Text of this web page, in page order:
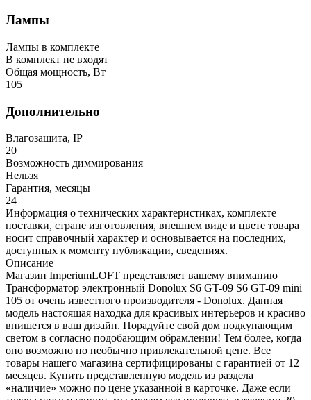
Лампы
Лампы в комплекте
В комплект не входят
Общая мощность, Вт
105
Дополнительно
Влагозащита, IP
20
Возможность диммирования
Нельзя
Гарантия, месяцы
24
Информация о технических характеристиках, комплекте
поставки, стране изготовления, внешнем виде и цвете товара
носит справочный характер и основывается на последних,
доступных к моменту публикации, сведениях.
Описание
Магазин ImperiumLOFT представляет вашему вниманию
Трансформатор электронный Donolux S6 GT-09 S6 GT-09 mini
105 от очень известного производителя - Donolux. Данная
модель настоящая находка для красивых интерьеров и красиво
впишется в ваш дизайн. Порадуйте свой дом подкупающим
светом в согласно подобающим обрамлении! Тем более, когда
оно возможно по необычно привлекательной цене. Все
товары нашего магазина сертифицированы с гарантией от 12
месяцев. Купить представленную модель из раздела
«наличие» можно по цене указанной в карточке. Даже если